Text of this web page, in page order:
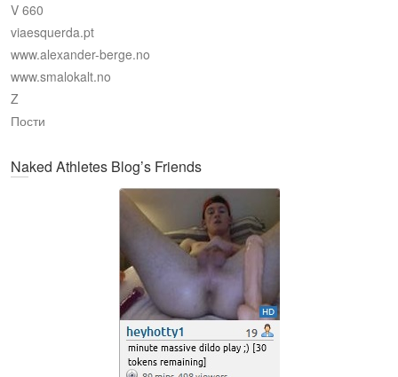
V 660
viaesquerda.pt
www.alexander-berge.no
www.smalokalt.no
Z
Пости
Naked Athletes Blog’s Friends